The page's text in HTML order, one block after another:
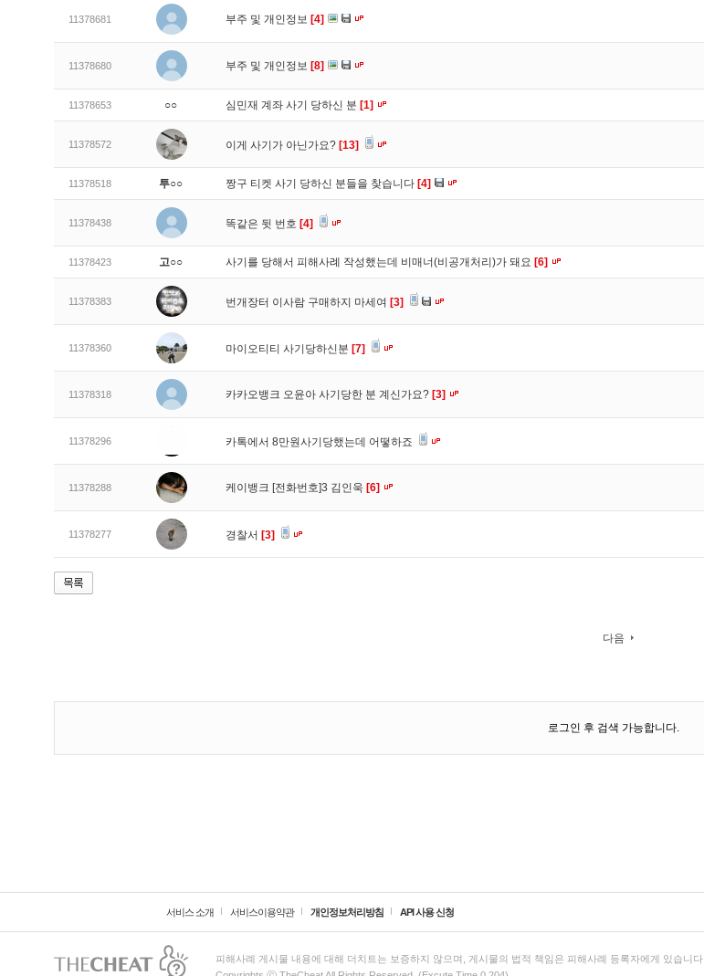
11378681 부주 및 개인정보 [4]
11378680 부주 및 개인정보 [8]
11378653 ○○ 심민재 계좌 사기 당하신 분 [1]
11378572 이게 사기가 아닌가요? [13]
11378518 투○○ 짱구 티켓 사기 당하신 분들을 찾습니다 [4]
11378438 똑같은 뒷 번호 [4]
11378423 고○○ 사기를 당해서 피해사례 작성했는데 비매너(비공개처리)가 돼요 [6]
11378383 번개장터 이사람 구매하지 마세여 [3]
11378360 마이오티티 사기당하신분 [7]
11378318 카카오뱅크 오윤아 사기당한 분 계신가요? [3]
11378296 카톡에서 8만원사기당했는데 어떻하죠
11378288 케이뱅크 [전화번호]3 김인욱 [6]
11378277 경찰서 [3]
다음
로그인 후 검색 가능합니다.
서비스 소개 서비스이용약관 개인정보처리방침 API 사용 신청
피해사례 게시물 내용에 대해 더치트는 보증하지 않으며, 게시물의 법적 책임은 피해사례 등록자에게 있습니다.